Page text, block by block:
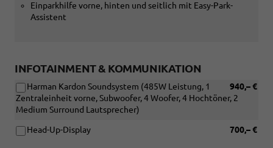
Einparkhilfe vorne, hinten und seitlich mit Easy-Park-
Assistent
INFOTAINMENT & KOMMUNIKATION
940,– €
Harman Kardon Soundsystem (485W Leistung, 1
Zentraleinheit vorne, Subwoofer, 4 Woofer, 4 Hochtöner, 2
Medium Surround Lautsprecher)
700,– €
Head-Up-Display